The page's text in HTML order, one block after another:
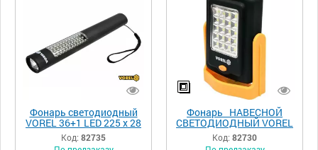
Фонарь светодиодный
VOREL 36+1 LED 225 x 28
x 22 мм 4 x ААА 82735
Код: 82735
Фонарь НАВЕСНОЙ
СВЕТОДИОДНЫЙ VOREL
20+3 LED 3 X ААА
Код: 82730